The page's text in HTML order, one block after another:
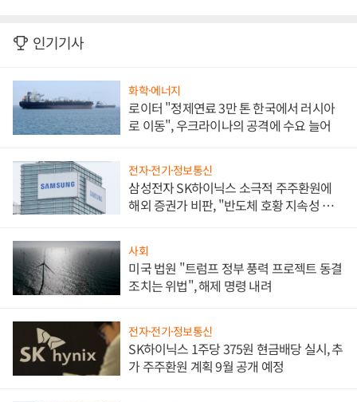
인기기사
화학·에너지
로이터 "정제연료 3만 톤 한국에서 러시아
로 이동", 우크라이나의 공격에 수요 늘어
전자·전기·정보통신
삼성전자 SK하이닉스 소극적 주주환원에
해외 증권가 비판, "반도체 호황 지속성 의
사회
미국 법원 "트럼프 정부 풍력 프로젝트 동결
조치는 위법", 해제 명령 내려
전자·전기·정보통신
SK하이닉스 1주당 375원 현금배당 실시, 추
가 주주환원 계획 9월 공개 예정